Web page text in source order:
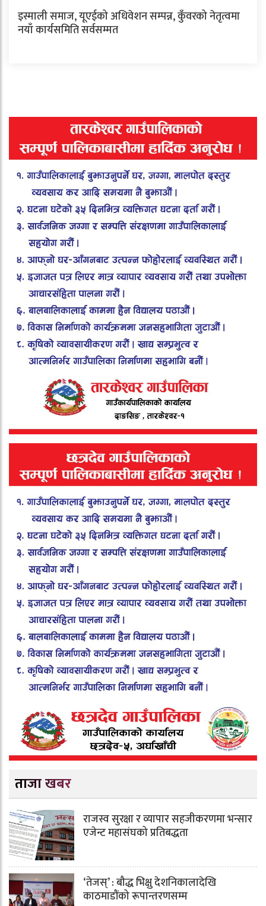
इस्माली समाज, यूएईको अधिवेशन सम्पन्न, कुँवरको नेतृत्वमा
नयाँ कार्यसमिति सर्वसम्मत
ताजा खबर
राजस्व सुरक्षा र व्यापार सहजीकरणमा भन्सार
एजेन्ट महासंघको प्रतिबद्धता
‘तेजस्’ : बौद्ध भिक्षु देशनिकालादेखि
काठमाडौंको रूपान्तरणसम्म